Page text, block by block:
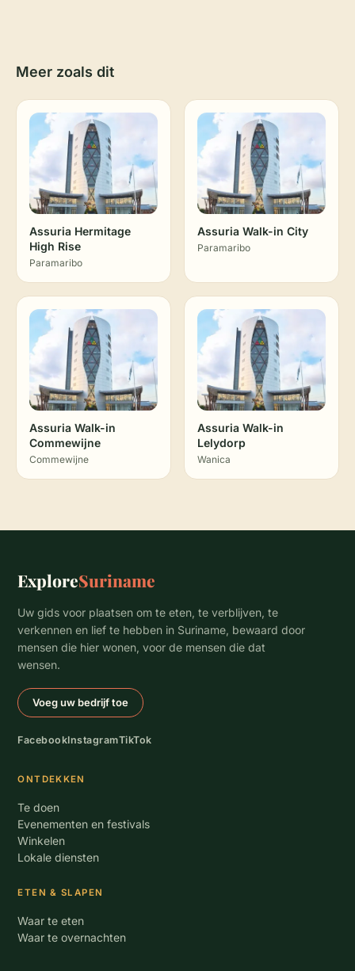
Meer zoals dit
Assuria Hermitage
High Rise
Paramaribo
Assuria Walk-in City
Paramaribo
Assuria Walk-in
Commewijne
Commewijne
Assuria Walk-in
Lelydorp
Wanica
ExploreSuriname
Uw gids voor plaatsen om te eten, te verblijven, te
verkennen en lief te hebben in Suriname, bewaard door
mensen die hier wonen, voor de mensen die dat
wensen.
Voeg uw bedrijf toe
FacebookInstagramTikTok
ONTDEKKEN
Te doen
Evenementen en festivals
Winkelen
Lokale diensten
ETEN & SLAPEN
Waar te eten
Waar te overnachten